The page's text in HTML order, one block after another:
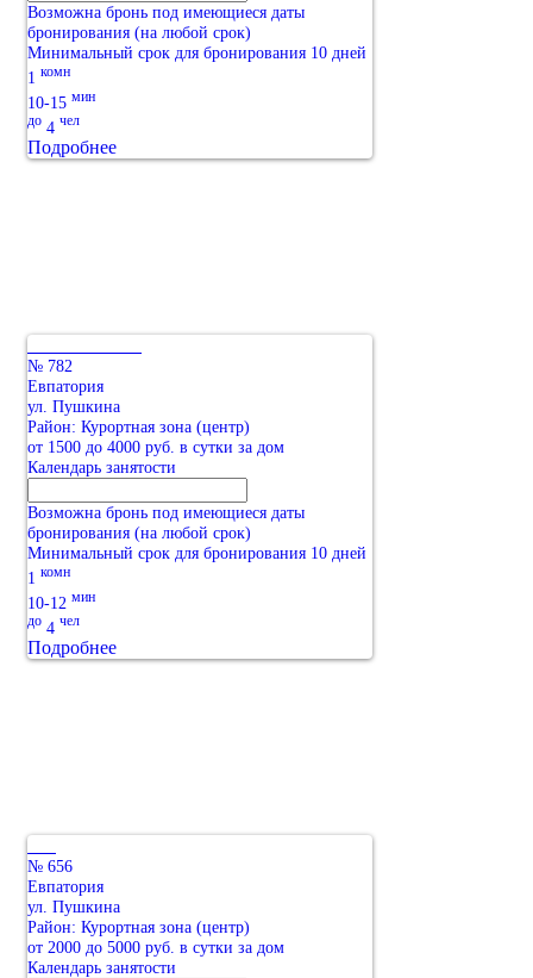
Возможна бронь под имеющиеся даты
бронирования (на любой срок)
Минимальный срок для бронирования 10 дней
1 комн
10-15 мин
до 4 чел
Подробнее
№ 782
Евпатория
ул. Пушкина
Район: Курортная зона (центр)
от 1500 до 4000 руб. в сутки за дом
Календарь занятости
Возможна бронь под имеющиеся даты
бронирования (на любой срок)
Минимальный срок для бронирования 10 дней
1 комн
10-12 мин
до 4 чел
Подробнее
№ 656
Евпатория
ул. Пушкина
Район: Курортная зона (центр)
от 2000 до 5000 руб. в сутки за дом
Календарь занятости